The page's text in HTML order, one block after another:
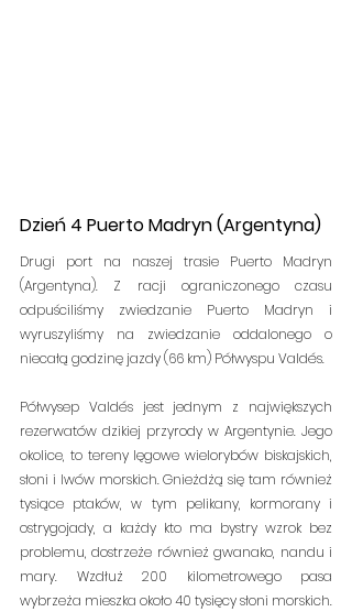
Dzień 4 Puerto Madryn (Argentyna)
Drugi port na naszej trasie Puerto Madryn
(Argentyna). Z racji ograniczonego czasu
odpuściliśmy zwiedzanie Puerto Madryn i
wyruszyliśmy na zwiedzanie oddalonego o
niecałą godzinę jazdy (66 km) Półwyspu Valdés.
Półwysep Valdés jest jednym z największych
rezerwatów dzikiej przyrody w Argentynie. Jego
okolice, to tereny lęgowe wielorybów biskajskich,
słoni i lwów morskich. Gnieżdżą się tam również
tysiące ptaków, w tym pelikany, kormorany i
ostrygojady, a każdy kto ma bystry wzrok bez
problemu, dostrzeże również gwanako, nandu i
mary. Wzdłuż 200 kilometrowego pasa
wybrzeża mieszka około 40 tysięcy słoni morskich.